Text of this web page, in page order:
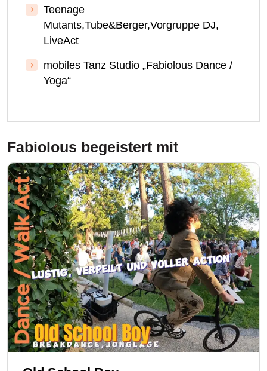
Teenage
Mutants,Tube&Berger,Vorgruppe DJ,
LiveAct
mobiles Tanz Studio „Fabiolous Dance /
Yoga“
Fabiolous begeistert mit